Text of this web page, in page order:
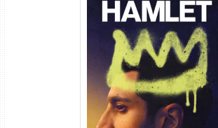
Hamlet Torrent (2026) WEB-
DL 1080p Dual Áudio